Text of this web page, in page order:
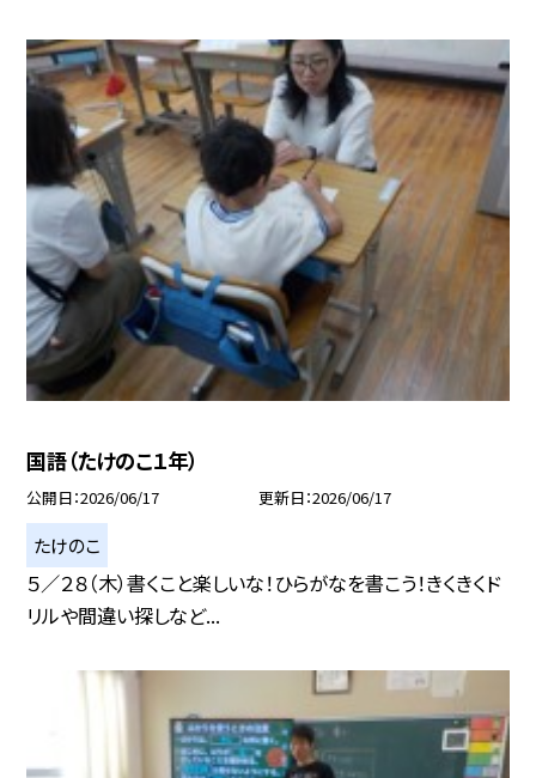
国語（たけのこ１年）
公開日 2026/06/17 更新日 2026/06/17
たけのこ
５／２８（木）書くこと楽しいな！ひらがなを書こう！きくきくド
リルや間違い探しなど...